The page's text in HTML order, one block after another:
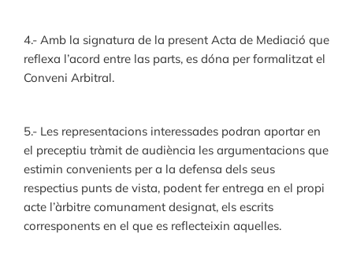
4.- Amb la signatura de la present Acta de Mediació que
reflexa l’acord entre las parts, es dóna per formalitzat el
Conveni Arbitral.
5.- Les representacions interessades podran aportar en
el preceptiu tràmit de audiència les argumentacions que
estimin convenients per a la defensa dels seus
respectius punts de vista, podent fer entrega en el propi
acte l’àrbitre comunament designat, els escrits
corresponents en el que es reflecteixin aquelles.